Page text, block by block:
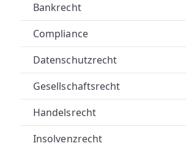
Bankrecht
Compliance
Datenschutzrecht
Gesellschaftsrecht
Handelsrecht
Insolvenzrecht